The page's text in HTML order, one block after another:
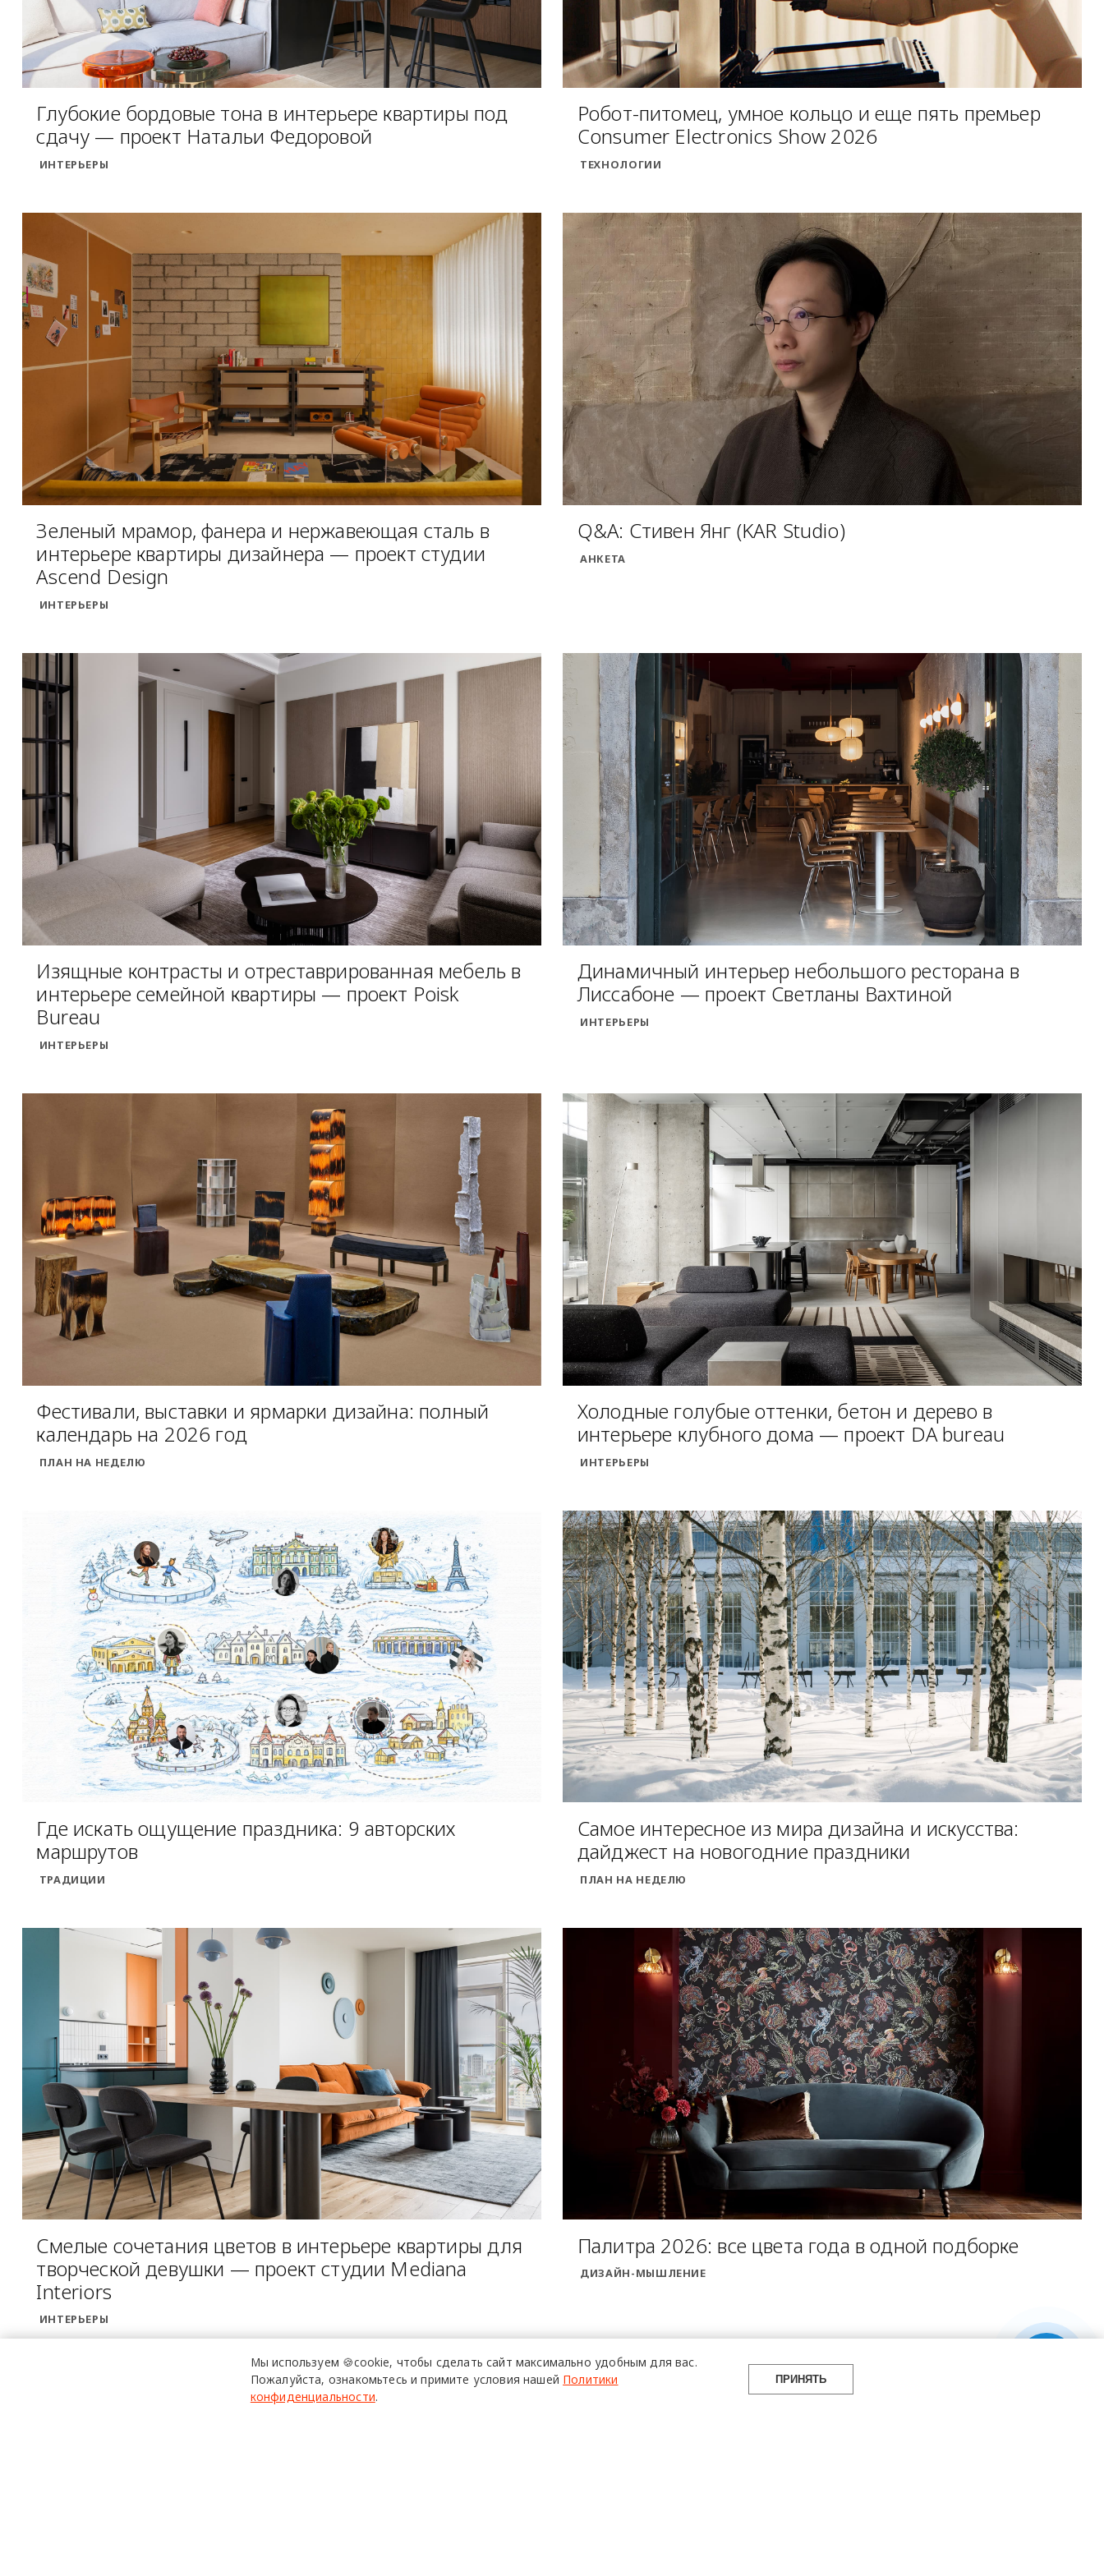
Глубокие бордовые тона в интерьере квартиры под
сдачу — проект Натальи Федоровой
ИНТЕРЬЕРЫ
Робот-питомец, умное кольцо и еще пять премьер
Consumer Electronics Show 2026
ТЕХНОЛОГИИ
Зеленый мрамор, фанера и нержавеющая сталь в
интерьере квартиры дизайнера — проект студии
Ascend Design
ИНТЕРЬЕРЫ
Q&A: Стивен Янг (KAR Studio)
АНКЕТА
Изящные контрасты и отреставрированная мебель в
интерьере семейной квартиры — проект Poisk
Bureau
ИНТЕРЬЕРЫ
Динамичный интерьер небольшого ресторана в
Лиссабоне — проект Светланы Вахтиной
ИНТЕРЬЕРЫ
Фестивали, выставки и ярмарки дизайна: полный
календарь на 2026 год
ПЛАН НА НЕДЕЛЮ
Холодные голубые оттенки, бетон и дерево в
интерьере клубного дома — проект DA bureau
ИНТЕРЬЕРЫ
Где искать ощущение праздника: 9 авторских
маршрутов
ТРАДИЦИИ
Самое интересное из мира дизайна и искусства:
дайджест на новогодние праздники
ПЛАН НА НЕДЕЛЮ
Смелые сочетания цветов в интерьере квартиры для
творческой девушки — проект студии Mediana
Interiors
ИНТЕРЬЕРЫ
Палитра 2026: все цвета года в одной подборке
ДИЗАЙН-МЫШЛЕНИЕ
Мы используем 🍪cookie, чтобы сделать сайт максимально удобным для вас.
Пожалуйста, ознакомьтесь и примите условия нашей Политики
конфиденциальности.
ПРИНЯТЬ